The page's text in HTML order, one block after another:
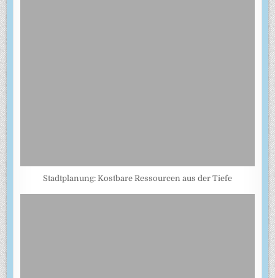
Stadtplanung: Kostbare Ressourcen aus der Tiefe